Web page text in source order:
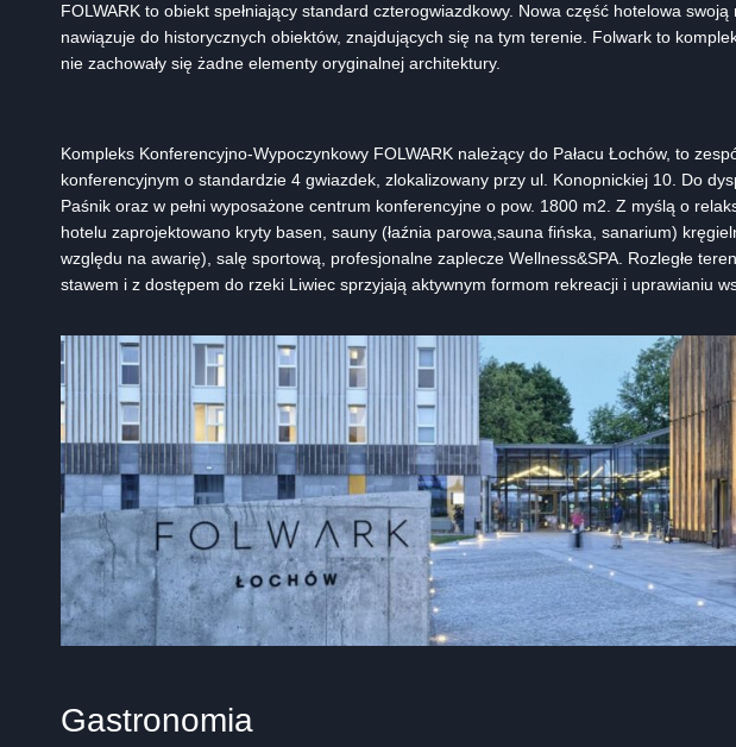
FOLWARK to obiekt spełniający standard czterogwiazdkowy. Nowa część hotelowa
nawiązuje do historycznych obiektów, znajdujących się na tym terenie. Folwark to
nie zachowały się żadne elementy oryginalnej architektury.
Kompleks Konferencyjno-Wypoczynkowy FOLWARK należący do Pałacu Łochów, to
konferencyjnym o standardzie 4 gwiazdek, zlokalizowany przy ul. Konopnickiej 10. Do
Paśnik oraz w pełni wyposażone centrum konferencyjne o pow. 1800 m2. Z myślą o
hotelu zaprojektowano kryty basen, sauny (łaźnia parowa,sauna fińska, sanarium)
względu na awarię), salę sportową, profesjonalne zaplecze Wellness&SPA. Rozległe
stawem i z dostępem do rzeki Liwiec sprzyjają aktywnym formom rekreacji i uprawianiu
Gastronomia